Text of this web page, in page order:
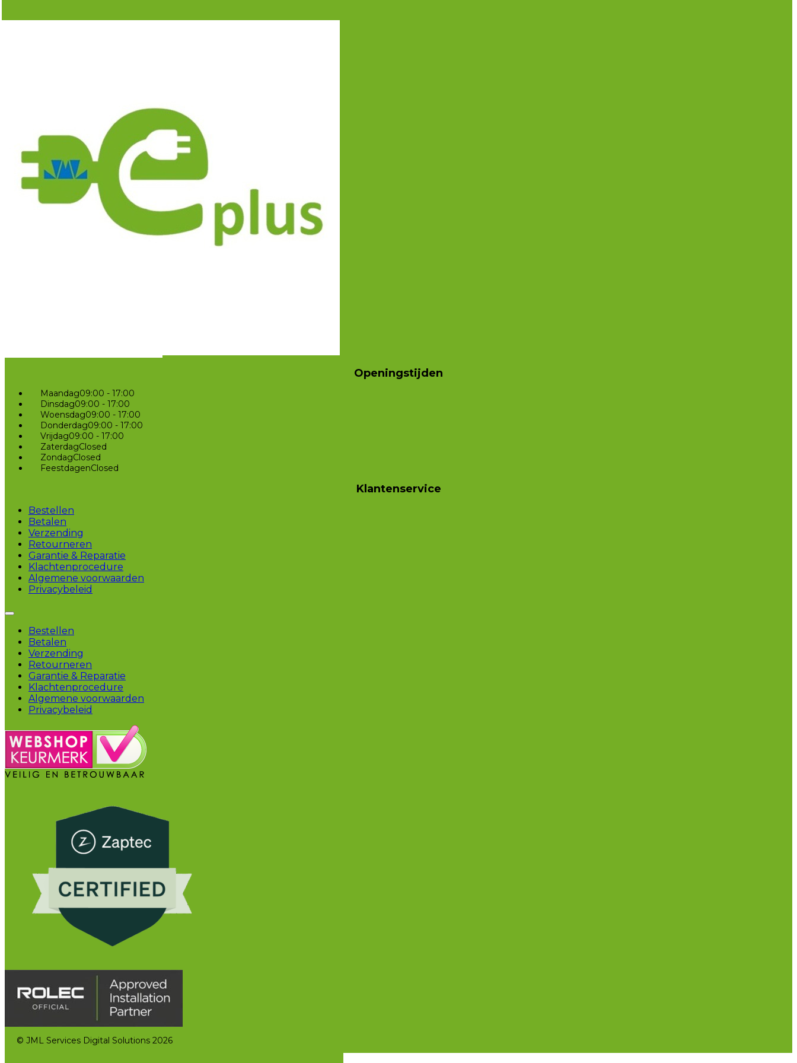
Openingstijden
Maandag09:00 - 17:00
Dinsdag09:00 - 17:00
Woensdag09:00 - 17:00
Donderdag09:00 - 17:00
Vrijdag09:00 - 17:00
ZaterdagClosed
ZondagClosed
FeestdagenClosed
Klantenservice
Bestellen
Betalen
Verzending
Retourneren
Garantie & Reparatie
Klachtenprocedure
Algemene voorwaarden
Privacybeleid
Bestellen
Betalen
Verzending
Retourneren
Garantie & Reparatie
Klachtenprocedure
Algemene voorwaarden
Privacybeleid
© JML Services Digital Solutions 2026